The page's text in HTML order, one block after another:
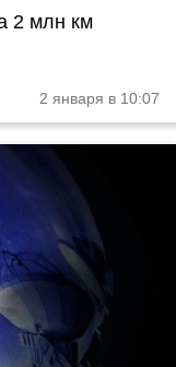
2 млн км
2 января в 10:07